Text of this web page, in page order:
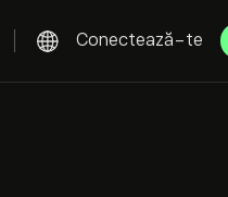
Conectează-te